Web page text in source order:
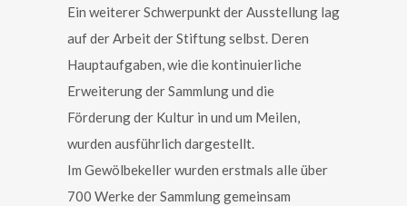
Ein weiterer Schwerpunkt der Ausstellung lag
auf der Arbeit der Stiftung selbst. Deren
Hauptaufgaben, wie die kontinuierliche
Erweiterung der Sammlung und die
Förderung der Kultur in und um Meilen,
wurden ausführlich dargestellt.
Im Gewölbekeller wurden erstmals alle über
700 Werke der Sammlung gemeinsam